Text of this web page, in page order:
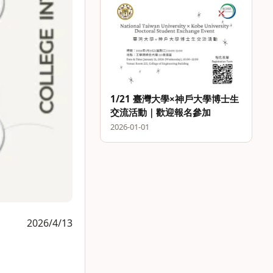
2026/4/13
Technology (IET) Program
1/21 臺灣大學×神戶大學博士生
交流活動｜歡迎報名參加
2026-01-01